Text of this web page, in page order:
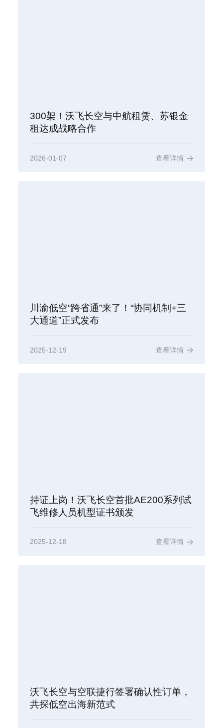
300架！沃飞长空与中航租赁、苏银金
租达成战略合作
2026-01-07 查看详情
川渝低空“跨省通”来了！“协同机制+三
大通道”正式发布
2025-12-19 查看详情
持证上岗！沃飞长空首批AE200系列试
飞维修人员机型证书颁发
2025-12-18 查看详情
沃飞长空与空联捷行签署确认性订单，
共探低空出海新范式